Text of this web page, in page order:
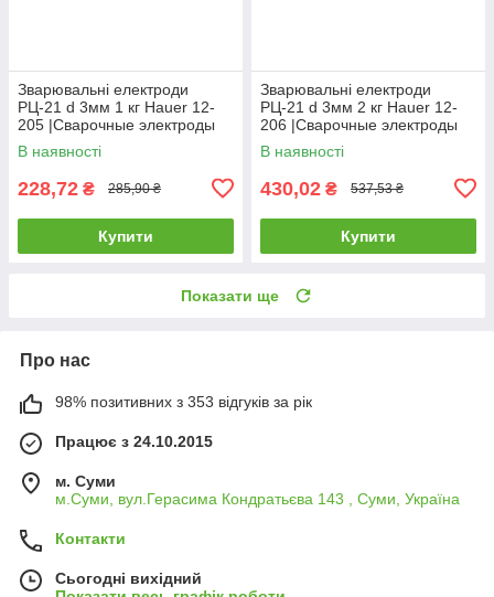
Зварювальні електроди
РЦ-21 d 3мм 1 кг Hauer 12-
205 |Сварочные электроды
РЦ-21 d 3мм 1 кг Hauer
В наявності
228,72 ₴ 285,90 ₴
Купити
Зварювальні електроди
РЦ-21 d 3мм 2 кг Hauer 12-
206 |Сварочные электроды
РЦ-21 d 3мм 2 кг Hauer
В наявності
430,02 ₴ 537,53 ₴
Купити
Показати ще
Про нас
98% позитивних з 353 відгуків за рік
Працює з 24.10.2015
м. Суми
м.Суми, вул.Герасима Кондратьєва 143 , Суми, Україна
Контакти
Сьогодні вихідний